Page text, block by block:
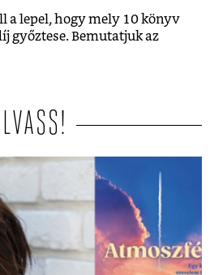
a lepel, hogy mely 10 könyv
győztese. Bemutatjuk az